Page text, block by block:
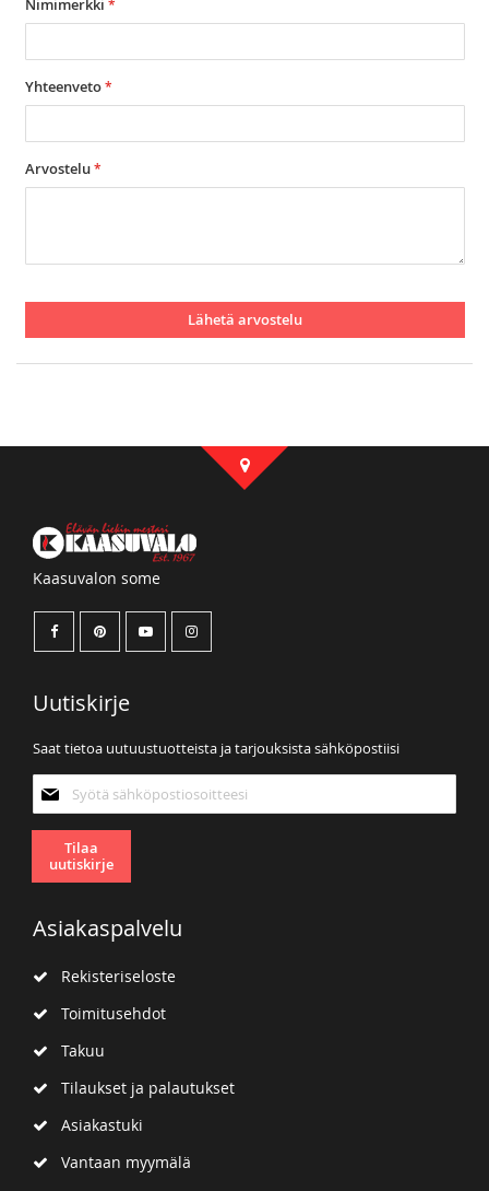
Nimimerkki
Yhteenveto
Arvostelu
Lähetä arvostelu
Kaasuvalon some
Uutiskirje
Saat tietoa uutuustuotteista ja tarjouksista sähköpostiisi
uutiskirjeemme:
Tilaa
uutiskirje
Asiakaspalvelu
Rekisteriseloste
Toimitusehdot
Takuu
Tilaukset ja palautukset
Asiakastuki
Vantaan myymälä